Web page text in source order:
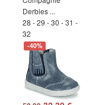
Derbies ...
28 - 29 - 30 - 31 -
32
Favori
-40%